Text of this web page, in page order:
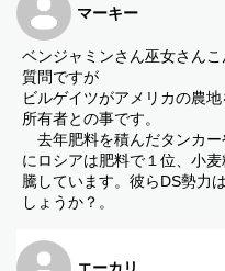
マーキー
ベンジャミンさん巫女さんこ
質問ですが
ビルゲイツがアメリカの農
所有者との事です。
去年肥料を積んだタンカー
にロシアは肥料で１位、小
騰しています。彼らDS勢力
しょうか？。
エーカリ